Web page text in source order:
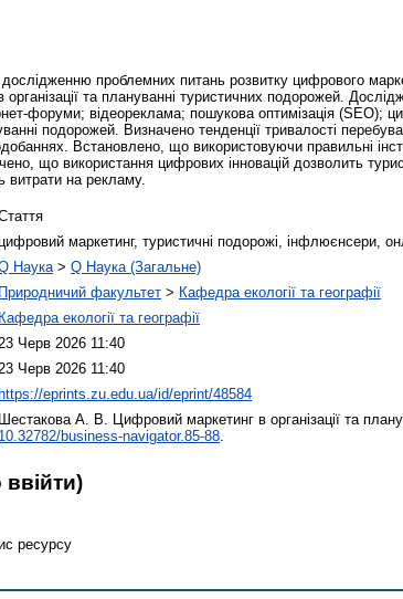
проблемних питань розвитку цифрового
та плануванні туристичних подорожей.
форуми; відеореклама; пошукова оптимізація (SEO);
подорожей. Визначено тенденції тривалості
Встановлено, що використовуючи правильні
що використання цифрових інновацій дозволить
витрати на рекламу.
маркетинг, туристичні подорожі, інфлюєнсери,
Наука > Q Наука (Загальне)
Природничий факультет > Кафедра екології та географії
Кафедра екології та географії
23 Черв 2026 11:40
23 Черв 2026 11:40
eprints.zu.edu.ua/id/eprint/48584
Шестакова А. В. Цифровий маркетинг в організації та
10.32782/business-navigator.85-88
ввійти)
ресурсу